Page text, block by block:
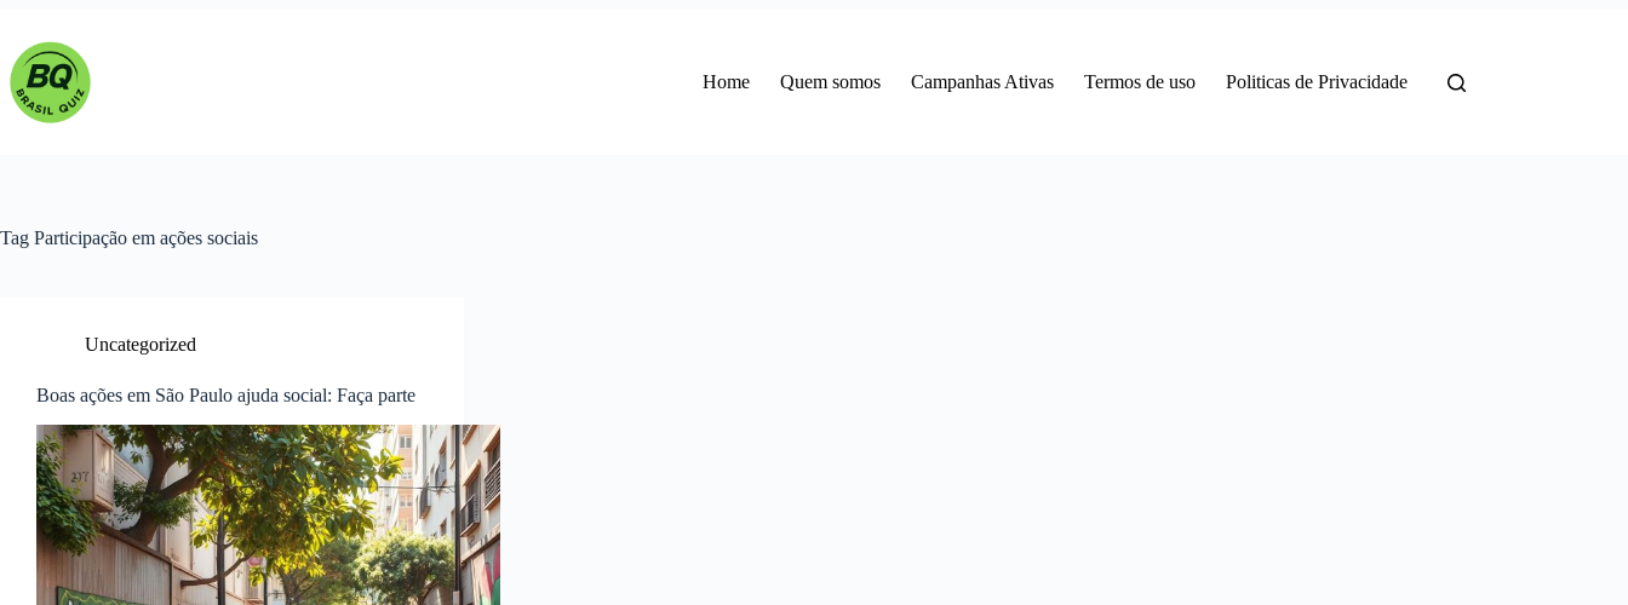
conteúdo
Home Quem somos Campanhas Ativas Termos de uso Politicas de Privacidade
Tag Participação em ações sociais
Uncategorized
Boas ações em São Paulo ajuda social: Faça parte